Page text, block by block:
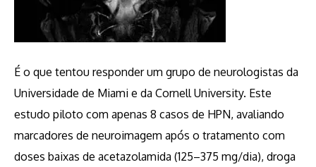
É o que tentou responder um grupo de neurologistas da
Universidade de Miami e da Cornell University. Este
estudo piloto com apenas 8 casos de HPN, avaliando
marcadores de neuroimagem após o tratamento com
doses baixas de acetazolamida (125–375 mg/dia), droga